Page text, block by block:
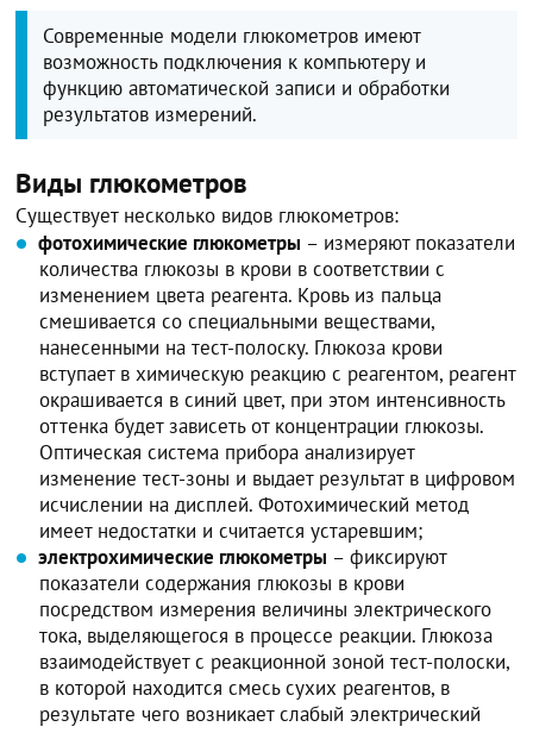
Современные модели глюкометров имеют
возможность подключения к компьютеру и
функцию автоматической записи и обработки
результатов измерений.
Виды глюкометров
Существует несколько видов глюкометров:
фотохимические глюкометры – измеряют показатели
количества глюкозы в крови в соответствии с
изменением цвета реагента. Кровь из пальца
смешивается со специальными веществами,
нанесенными на тест-полоску. Глюкоза крови
вступает в химическую реакцию с реагентом, реагент
окрашивается в синий цвет, при этом интенсивность
оттенка будет зависеть от концентрации глюкозы.
Оптическая система прибора анализирует
изменение тест-зоны и выдает результат в цифровом
исчислении на дисплей. Фотохимический метод
имеет недостатки и считается устаревшим;
электрохимические глюкометры – фиксируют
показатели содержания глюкозы в крови
посредством измерения величины электрического
тока, выделяющегося в процессе реакции. Глюкоза
взаимодействует с реакционной зоной тест-полоски,
в которой находится смесь сухих реагентов, в
результате чего возникает слабый электрический